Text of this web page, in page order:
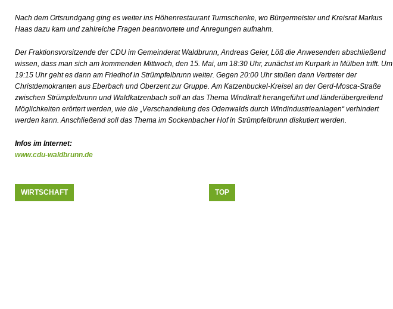
Nach dem Ortsrundgang ging es weiter ins Höhenrestaurant Turmschenke, wo Bürgermeister und Kreisrat Markus
Haas dazu kam und zahlreiche Fragen beantwortete und Anregungen aufnahm.
Der Fraktionsvorsitzende der CDU im Gemeinderat Waldbrunn, Andreas Geier, Löß die Anwesenden abschließend
wissen, dass man sich am kommenden Mittwoch, den 15. Mai, um 18:30 Uhr, zunächst im Kurpark in Mülben trifft. Um
19:15 Uhr geht es dann am Friedhof in Strümpfelbrunn weiter. Gegen 20:00 Uhr stoßen dann Vertreter der
Christdemokranten aus Eberbach und Oberzent zur Gruppe. Am Katzenbuckel-Kreisel an der Gerd-Mosca-Straße
zwischen Strümpfelbrunn und Waldkatzenbach soll an das Thema Windkraft herangeführt und länderübergreifend
Möglichkeiten erörtert werden, wie die „Verschandelung des Odenwalds durch Windindustrieanlagen“ verhindert
werden kann. Anschließend soll das Thema im Sockenbacher Hof in Strümpfelbrunn diskutiert werden.
Infos im Internet:
www.cdu-waldbrunn.de
WIRTSCHAFT TOP